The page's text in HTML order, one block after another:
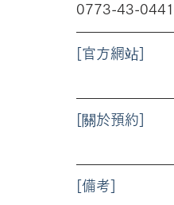
0773-43-0441
[官方網站]
[關於預約]
[備考]